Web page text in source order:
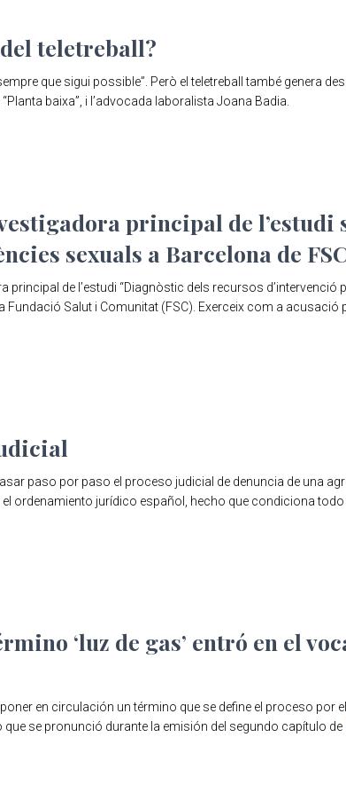
del teletreball?
que sigui possible”. Però el teletreball també genera
baixa”, i l’advocada laboralista Joana Badia.
principal de l’estudi
sexuals a Barcelona de FSC
de l’estudi “Diagnòstic dels recursos d’intervenció
Fundació Salut i Comunitat (FSC). Exerceix com a acusació
paso por paso el proceso judicial de denuncia de una
ordenamiento jurídico español, hecho que condiciona
‘luz de gas’ entró en el
en circulación un término que se define el proceso por
se pronunció durante la emisión del segundo capítulo de